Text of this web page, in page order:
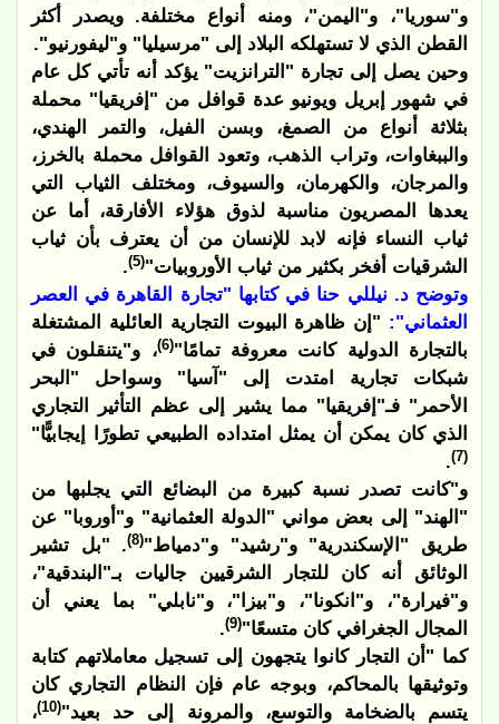
و"سوريا"، و"اليمن"، ومنه أنواع مختلفة. ويصدر أكثر
القطن الذي لا تستهلكه البلاد إلى "مرسيليا" و"ليفورنيو".
وحين يصل إلى تجارة "الترانزيت" يؤكد أنه تأتي كل عام
في شهور إبريل ويونيو عدة قوافل من "إفريقيا" محملة
بثلاثة أنواع من الصمغ، وبسن الفيل، والتمر الهندي،
والببغاوات، وتراب الذهب، وتعود القوافل محملة بالخرز،
والمرجان، والكهرمان، والسيوف، ومختلف الثياب التي
يعدها المصريون مناسبة لذوق هؤلاء الأفارقة، أما عن
ثياب النساء فإنه لابد للإنسان من أن يعترف بأن ثياب
الشرقيات أفخر بكثير من ثياب الأوروبيات"(5)
.
وتوضح د. نيللي حنا في كتابها "تجارة القاهرة في العصر
العثماني": "إن ظاهرة البيوت التجارية العائلية المشتغلة
بالتجارة الدولية كانت معروفة تمامًا"(6)
، و"يتنقلون في
شبكات تجارية امتدت إلى "آسيا" وسواحل "البحر
الأحمر" فـ"إفريقيا" مما يشير إلى عظم التأثير التجاري
الذي كان يمكن أن يمثل امتداده الطبيعي تطورًا إيجابيًّا"
(7)
.
و"كانت تصدر نسبة كبيرة من البضائع التي يجلبها من
"الهند" إلى بعض مواني "الدولة العثمانية" و"أوروبا" عن
طريق "الإسكندرية" و"رشيد" و"دمياط"(8)
. "بل تشير
الوثائق أنه كان للتجار الشرقيين جاليات بـ"البندقية"،
و"فيرارة"، و"انكونا"، و"بيزا"، و"نابلي" بما يعني أن
المجال الجغرافي كان متسعًا"(9)
.
كما "أن التجار كانوا يتجهون إلى تسجيل معاملاتهم كتابة
وتوثيقها بالمحاكم، وبوجه عام فإن النظام التجاري كان
يتسم بالضخامة والتوسع، والمرونة إلى حد بعيد"(10)
،